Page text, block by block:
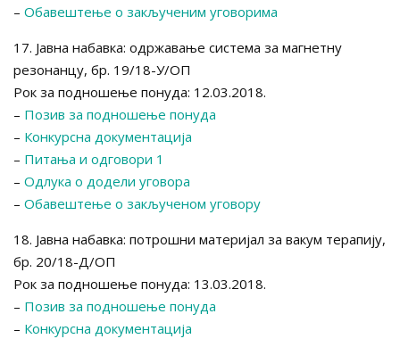
– Обавештење о закљученим уговорима
17. Јавна набавка: одржавање система за магнетну
резонанцу, бр. 19/18-У/ОП
Рок за подношење понуда: 12.03.2018.
– Позив за подношење понуда
– Конкурсна документација
– Питања и одговори 1
– Одлука о додели уговора
– Обавештење о закљученом уговору
18. Јавна набавка: потрошни материјал за вакум терапију,
бр. 20/18-Д/ОП
Рок за подношење понуда: 13.03.2018.
– Позив за подношење понуда
– Конкурсна документација